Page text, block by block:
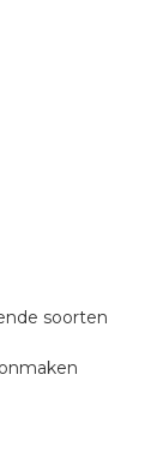
soorten